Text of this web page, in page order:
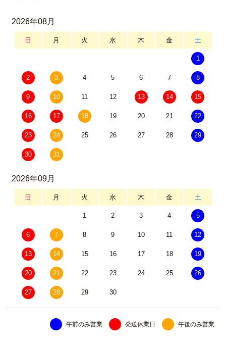
2026年08月
日 月 火 水 木 金 土
1
2 3 4 5 6 7 8
9 10 11 12 13 14 15
16 17 18 19 20 21 22
23 24 25 26 27 28 29
30 31
2026年09月
日 月 火 水 木 金 土
1 2 3 4 5
6 7 8 9 10 11 12
13 14 15 16 17 18 19
20 21 22 23 24 25 26
27 28 29 30
午前のみ営業 発送休業日 午後のみ営業